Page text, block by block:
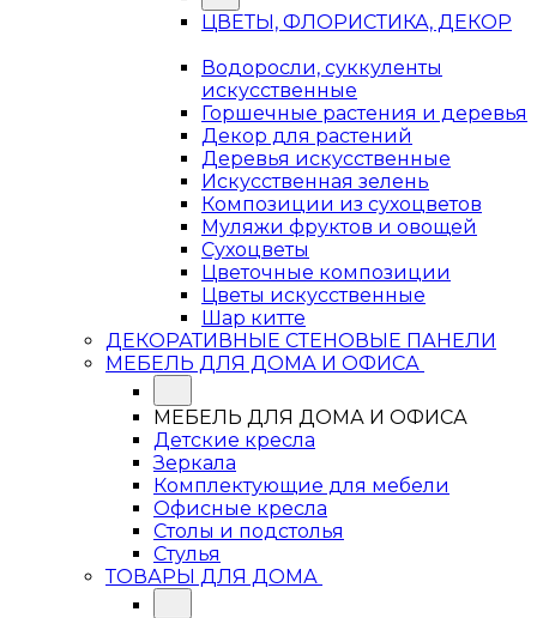
ЦВЕТЫ, ФЛОРИСТИКА, ДЕКОР
Водоросли, суккуленты
искусственные
Горшечные растения и деревья
Декор для растений
Деревья искусственные
Искусственная зелень
Композиции из сухоцветов
Муляжи фруктов и овощей
Сухоцветы
Цветочные композиции
Цветы искусственные
Шар китте
ДЕКОРАТИВНЫЕ СТЕНОВЫЕ ПАНЕЛИ
МЕБЕЛЬ ДЛЯ ДОМА И ОФИСА
МЕБЕЛЬ ДЛЯ ДОМА И ОФИСА
Детские кресла
Зеркала
Комплектующие для мебели
Офисные кресла
Столы и подстолья
Стулья
ТОВАРЫ ДЛЯ ДОМА